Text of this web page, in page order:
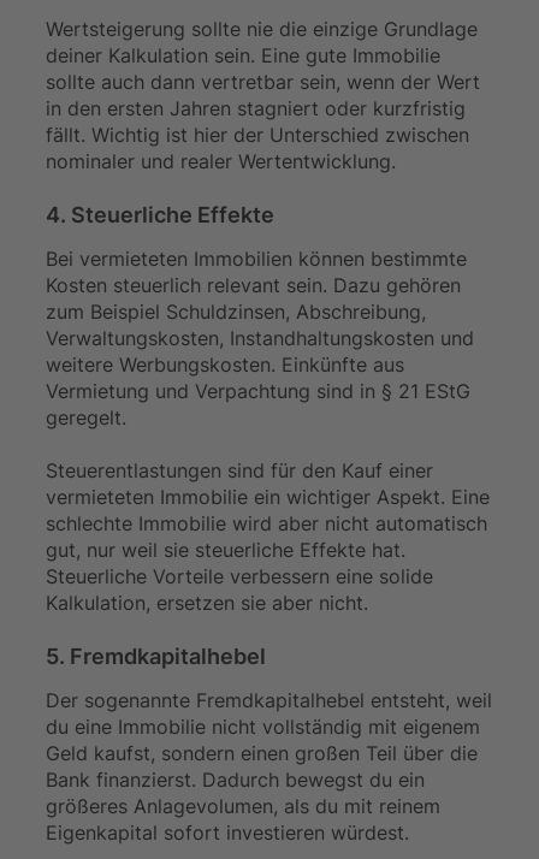
Wertsteigerung sollte nie die einzige Grundlage
deiner Kalkulation sein. Eine gute Immobilie
sollte auch dann vertretbar sein, wenn der Wert
in den ersten Jahren stagniert oder kurzfristig
fällt. Wichtig ist hier der Unterschied zwischen
nominaler und realer Wertentwicklung.
4. Steuerliche Effekte
Bei vermieteten Immobilien können bestimmte
Kosten steuerlich relevant sein. Dazu gehören
zum Beispiel Schuldzinsen, Abschreibung,
Verwaltungskosten, Instandhaltungskosten und
weitere Werbungskosten. Einkünfte aus
Vermietung und Verpachtung sind in § 21 EStG
geregelt.
Steuerentlastungen sind für den Kauf einer
vermieteten Immobilie ein wichtiger Aspekt. Eine
schlechte Immobilie wird aber nicht automatisch
gut, nur weil sie steuerliche Effekte hat.
Steuerliche Vorteile verbessern eine solide
Kalkulation, ersetzen sie aber nicht.
5. Fremdkapitalhebel
Der sogenannte Fremdkapitalhebel entsteht, weil
du eine Immobilie nicht vollständig mit eigenem
Geld kaufst, sondern einen großen Teil über die
Bank finanzierst. Dadurch bewegst du ein
größeres Anlagevolumen, als du mit reinem
Eigenkapital sofort investieren würdest.